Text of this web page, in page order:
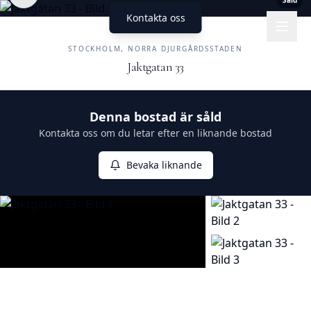
Kontakta oss
STOCKHOLM, NORRA DJURGÅRDSSTADEN
Jaktgatan 33
Denna bostad är såld
Kontakta oss om du letar efter en liknande bostad
Bevaka liknande